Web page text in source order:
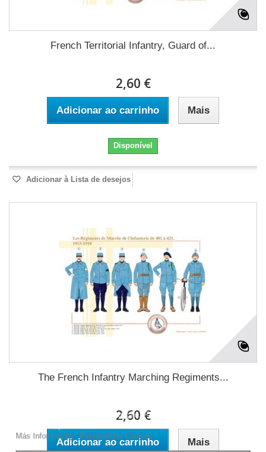
French Territorial Infantry, Guard of...
2,60 €
Adicionar ao carrinho Mais
Disponível
Adicionar à Lista de desejos
The French Infantry Marching Regiments...
2,60 €
Adicionar ao carrinho Mais
analisando seus hábitos navegação. Para dar seu consentimento
Más Información
Personalizar Cookies